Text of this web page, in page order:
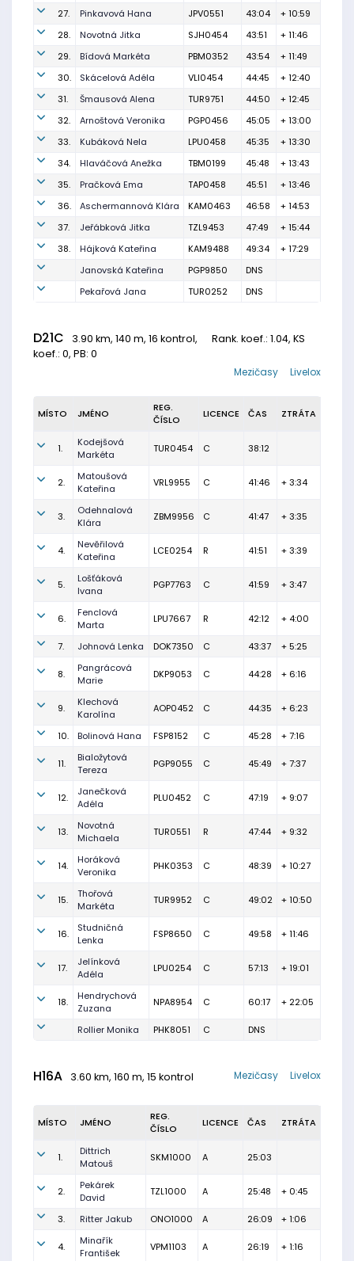
27.
Pinkavová Hana JPV0551 43:04
+ 10:59
28.
Novotná Jitka SJH0454 43:51
+ 11:46
29.
Bídová Markéta PBM0352 43:54
+ 11:49
30.
Skácelová Adéla VLI0454 44:45
+ 12:40
31.
Šmausová Alena TUR9751 44:50
+ 12:45
32.
Arnoštová Veronika PGP0456 45:05
+ 13:00
33.
Kubáková Nela LPU0458 45:35
+ 13:30
34.
Hlaváčová Anežka TBM0199 45:48
+ 13:43
35.
Pračková Ema TAP0458 45:51
+ 13:46
36.
Aschermannová Klára KAM0463 46:58
+ 14:53
37.
Jeřábková Jitka TZL9453 47:49
+ 15:44
38.
Hájková Kateřina KAM9488 49:34
+ 17:29
Janovská Kateřina
PGP9850
DNS
Pekařová Jana
TUR0252 DNS
D21C 3.90 km, 140 m, 16 kontrol, Rank. koef.: 1.04, KS
koef.: 0, PB: 0
Livelox
Mezičasy
MÍSTO JMÉNO
REG.
ČÍSLO
LICENCE ČAS ZTRÁTA
1.
Kodejšová
Markéta
TUR0454 C 38:12
2.
Matoušová
Kateřina
VRL9955 C 41:46 + 3:34
3.
Odehnalová
Klára
ZBM9956 C 41:47 + 3:35
4.
Nevěřilová
Kateřina
LCE0254 R 41:51 + 3:39
5.
Lošťáková
Ivana
PGP7763 C 41:59 + 3:47
6.
Fenclová
Marta
LPU7667 R 42:12 + 4:00
7. Johnová Lenka DOK7350 C 43:37 + 5:25
8.
Pangrácová
Marie
DKP9053 C 44:28 + 6:16
9.
Klechová
Karolína
AOP0452 C 44:35 + 6:23
10. Bolinová Hana FSP8152 C 45:28 + 7:16
11.
Bialožytová
Tereza
PGP9055 C 45:49 + 7:37
12.
Janečková
Adéla
PLU0452 C 47:19 + 9:07
13.
Novotná
Michaela
TUR0551 R 47:44 + 9:32
14.
Horáková
Veronika
PHK0353 C 48:39 + 10:27
15.
Thořová
Markéta
TUR9952 C 49:02 + 10:50
16.
Studničná
Lenka
FSP8650 C 49:58 + 11:46
17.
Jelínková
Adéla
LPU0254 C 57:13 + 19:01
18.
Hendrychová
Zuzana
NPA8954 C 60:17 + 22:05
Rollier Monika PHK8051 C DNS
H16A 3.60 km, 160 m, 15 kontrol Livelox
Mezičasy
MÍSTO JMÉNO
REG.
ČÍSLO
LICENCE ČAS ZTRÁTA
1.
Dittrich
Matouš
SKM1000 A 25:03
2.
Pekárek
David
TZL1000 A 25:48 + 0:45
3. Ritter Jakub ONO1000 A 26:09 + 1:06
4.
Minařík
František
VPM1103 A 26:19 + 1:16